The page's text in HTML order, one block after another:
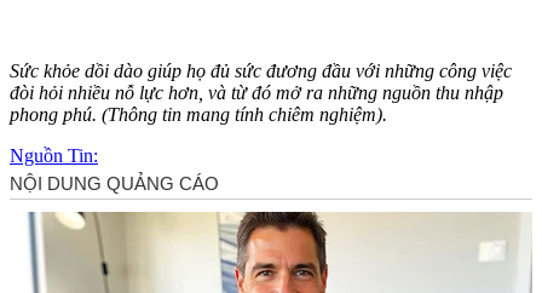
Sức khỏe dồi dào giúp họ đủ sức đương đầu với những công việc
đòi hỏi nhiều nỗ lực hơn, và từ đó mở ra những nguồn thu nhập
phong phú. (Thông tin mang tính chiêm nghiệm).
Nguồn Tin: